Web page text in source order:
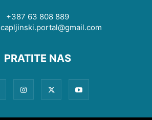
+387 63 808 889
PRATITE NAS